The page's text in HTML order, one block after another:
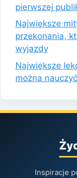
pierwszej
Największe
przekonania,
wyjazdy
Największe
można
Inspiracje